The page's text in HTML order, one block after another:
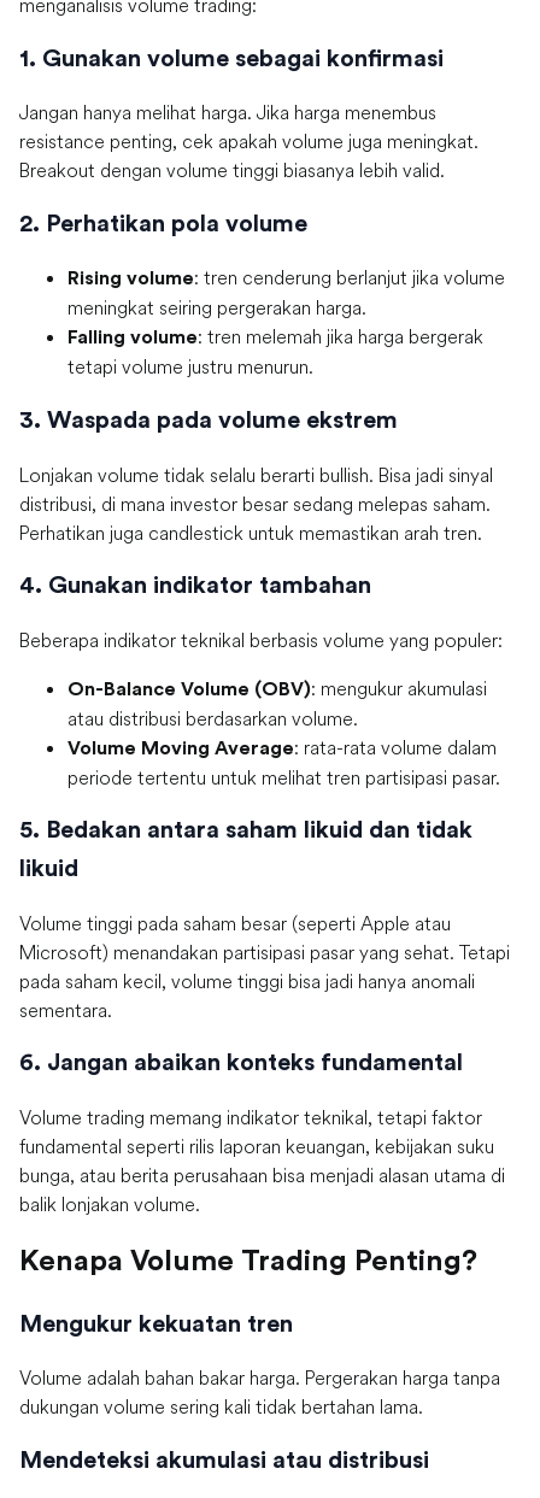
1. Gunakan volume sebagai konfirmasi
Jangan hanya melihat harga. Jika harga menembus
resistance penting, cek apakah volume juga meningkat.
Breakout dengan volume tinggi biasanya lebih valid.
2. Perhatikan pola volume
Rising volume: tren cenderung berlanjut jika volume
meningkat seiring pergerakan harga.
Falling volume: tren melemah jika harga bergerak
tetapi volume justru menurun.
3. Waspada pada volume ekstrem
Lonjakan volume tidak selalu berarti bullish. Bisa jadi sinyal
distribusi, di mana investor besar sedang melepas saham.
Perhatikan juga candlestick untuk memastikan arah tren.
4. Gunakan indikator tambahan
Beberapa indikator teknikal berbasis volume yang populer:
On-Balance Volume (OBV): mengukur akumulasi
atau distribusi berdasarkan volume.
Volume Moving Average: rata-rata volume dalam
periode tertentu untuk melihat tren partisipasi pasar.
5. Bedakan antara saham likuid dan tidak
likuid
Volume tinggi pada saham besar (seperti Apple atau
Microsoft) menandakan partisipasi pasar yang sehat. Tetapi
pada saham kecil, volume tinggi bisa jadi hanya anomali
sementara.
6. Jangan abaikan konteks fundamental
Volume trading memang indikator teknikal, tetapi faktor
fundamental seperti rilis laporan keuangan, kebijakan suku
bunga, atau berita perusahaan bisa menjadi alasan utama di
balik lonjakan volume.
Kenapa Volume Trading Penting?
Mengukur kekuatan tren
Volume adalah bahan bakar harga. Pergerakan harga tanpa
dukungan volume sering kali tidak bertahan lama.
Mendeteksi akumulasi atau distribusi